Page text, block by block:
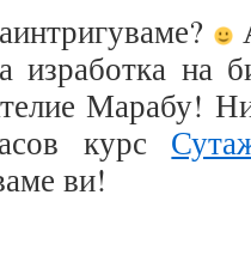
изработка на
Марабу!
курс
ви!